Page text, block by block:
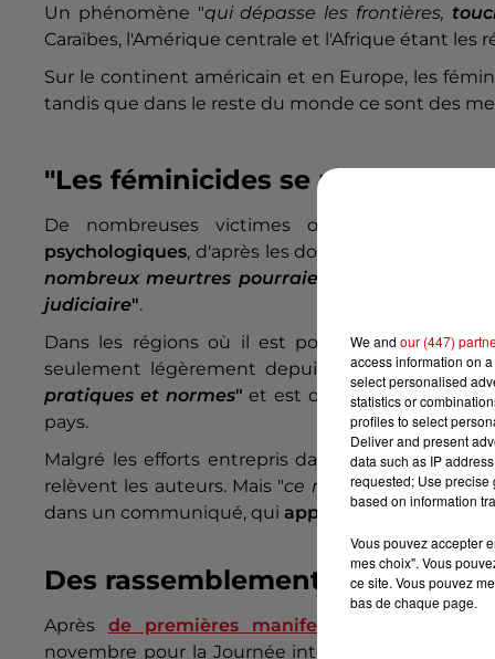
Un phénomène "qui dépasse les frontières,
Caraïbes, l'Amérique centrale et l'Afrique étant les
Sur le continent américain et en Europe, les
tandis que dans le reste du monde ce sont des
"Les féminicides se
De nombreuses victimes ont
signalé
psychologiques, d'après les données disponibles
nombreux meurtres pourraient été évités
",
judiciaire".
Dans les régions où il est possible d'établir
seulement légèrement depuis 2010,
pratiques et normes"et est difficile à éradiquer,
pays.
Malgré les efforts entrepris dans plusieurs pays, "
relèvent les auteurs. Mais "ce n'est pas une
dans un communiqué, qui appelle les pays à
Des rassemblements dans nos
Après de premières manifestations samedi
novembre pour la Journée internationale pour
We and our (447)
access information on
select personalised
statistics or
profiles to select
Deliver and present
data such as IP
requested; Use precise
based on information
Vous pouvez accepter
mes choix". Vous
ce site. Vous pouvez
bas de chaque page.